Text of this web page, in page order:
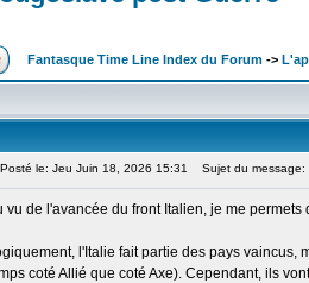
Fantasque Time Line Index du Forum ->
Posté le: Jeu Juin 18, 2026 15:31 Sujet du message:
vu de l'avancée du front Italien, je me
l'Italie fait partie des pays vaincus,
coté Allié que coté Axe). Cependant, ils